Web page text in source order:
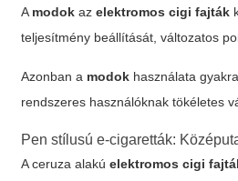
A modok azelektromos cigi fajták
teljesítmény beállítását, változatos
Azonban a modok használata
rendszeres használóknak tökéletes
Pen stílusú e-cigaretták:
A ceruza alakúelektromos cigi